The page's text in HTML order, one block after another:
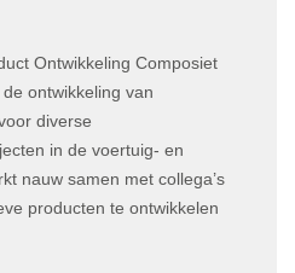
Ontwikkeling Composiet
ontwikkeling van
diverse
in de voertuig- en
nauw samen met collega’s
producten te ontwikkelen